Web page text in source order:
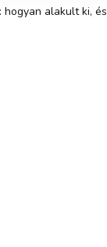
hogyan alakult ki,